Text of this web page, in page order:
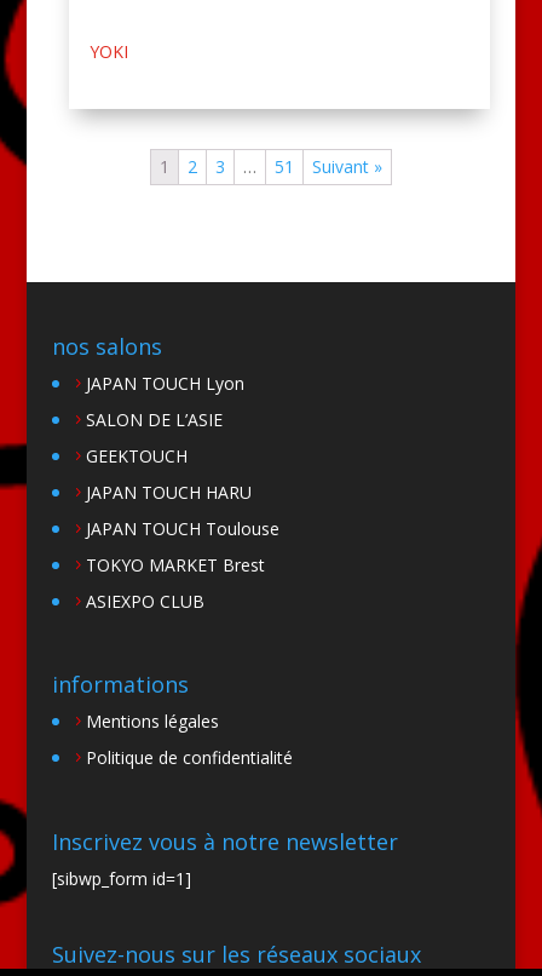
YOKI
1 2 3 … 51 Suivant »
nos salons
JAPAN TOUCH Lyon
SALON DE L’ASIE
GEEKTOUCH
JAPAN TOUCH HARU
JAPAN TOUCH Toulouse
TOKYO MARKET Brest
ASIEXPO CLUB
informations
Mentions légales
Politique de confidentialité
Inscrivez vous à notre newsletter
[sibwp_form id=1]
Suivez-nous sur les réseaux sociaux